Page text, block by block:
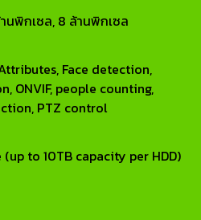
นพิกเซล, 8 ล้านพิกเซล
Face detection,
ONVIF, people counting,
PTZ control
(up to 10TB capacity per HDD)